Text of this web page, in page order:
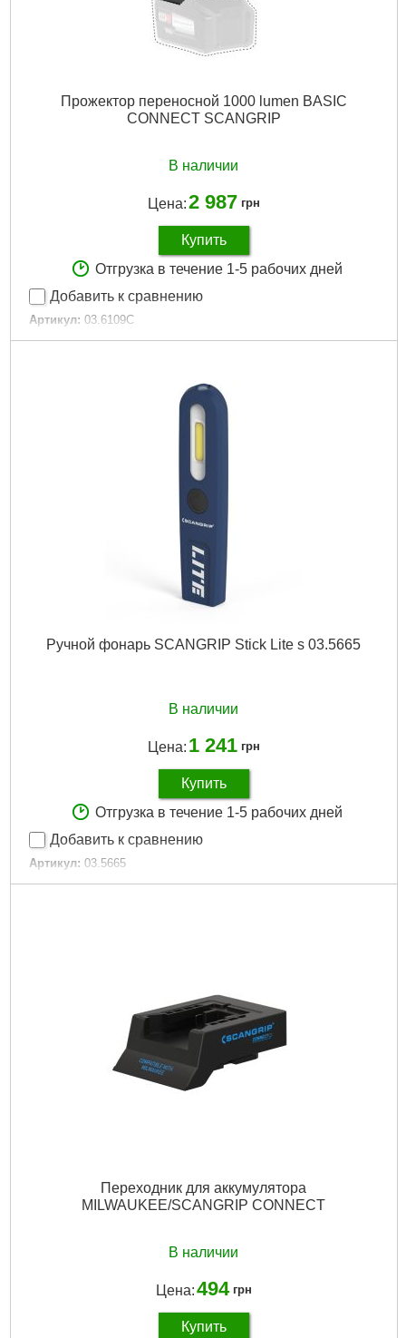
Прожектор переносной 1000 lumen BASIC
CONNECT SCANGRIP
В наличии
Цена:2 987 грн
Купить
Отгрузка в течение 1-5 рабочих дней
Добавить к сравнению
Артикул: 03.6109C
Код товара: 27.34.46
Ручной фонарь SCANGRIP Stick Lite s 03.5665
В наличии
Цена: 1 241 грн
Купить
Отгрузка в течение 1-5 рабочих дней
Добавить к сравнению
Артикул: 03.5665
Код товара: 27.49.62
Переходник для аккумулятора
MILWAUKEE/SCANGRIP CONNECT
В наличии
Цена:494 грн
Купить